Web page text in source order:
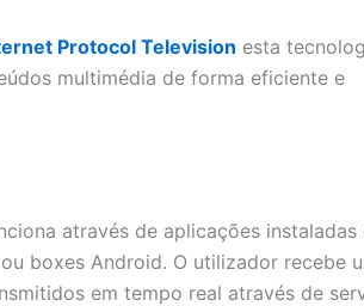
Protocol Television esta
multimédia de forma eficiente e
através de aplicações instaladas
boxes Android. O utilizador recebe
em tempo real através de